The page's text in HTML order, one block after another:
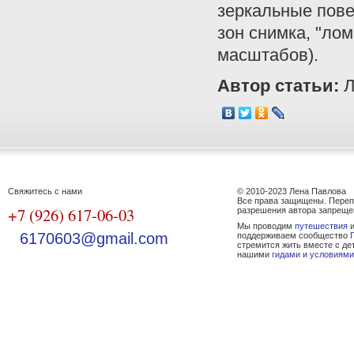
зеркальные
зон снимка,
масштабов).
Автор статьи:
Свяжитесь с нами
+7 (926) 617-06-03
6170603@gmail.com
© 2010-2023 Лена Павлова
Все права защищены.
разрешения автора
Мы проводим путешествия
поддерживаем сообщество
стремится жить вместе с
нашими гидами и условиями